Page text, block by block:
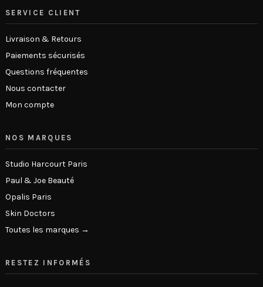
SERVICE CLIENT
Livraison & Retours
Paiements sécurisés
Questions fréquentes
Nous contacter
Mon compte
NOS MARQUES
Studio Harcourt Paris
Paul & Joe Beauté
Opalis Paris
Skin Doctors
Toutes les marques →
RESTEZ INFORMÉS